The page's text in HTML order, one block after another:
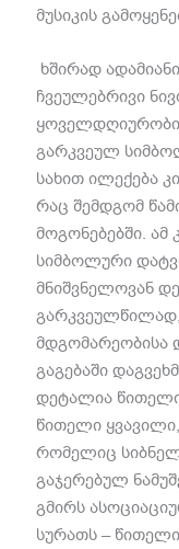
მუსიკის
ხშირად
ჩვეულებრივი
გარკვეულ
სახით ილექება
რაც შემდგომ
მოგონებებში.ამ
სიმბოლური
მნიშვნელოვან
გარკვეულწილად
მდგომარეობისა
გაგებაში
დეტალია
წითელი ყვავილი
რომელიც
გაჯერებულ
გმირს
სურათს – წითელი